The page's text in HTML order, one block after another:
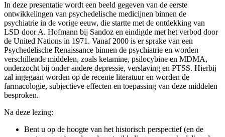
In deze presentatie wordt een beeld gegeven van de eerste
ontwikkelingen van psychedelische medicijnen binnen de
psychiatrie in de vorige eeuw, die startte met de ontdekking van
LSD door A. Hofmann bij Sandoz en eindigde met het verbod door
de United Nations in 1971. Vanaf 2000 is er sprake van een
Psychedelische Renaissance binnen de psychiatrie en worden
verschillende middelen, zoals ketamine, psilocybine en MDMA,
onderzocht bij onder andere depressie, verslaving en PTSS. Hierbij
zal ingegaan worden op de recente literatuur en worden de
farmacologie, subjectieve effecten en toepassing van deze middelen
besproken.
Na deze lezing:
Bent u op de hoogte van het historisch perspectief (en de